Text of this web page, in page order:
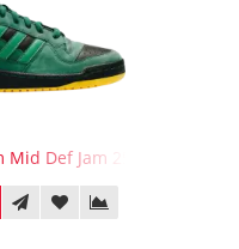
Def Jam 25th Anniversary